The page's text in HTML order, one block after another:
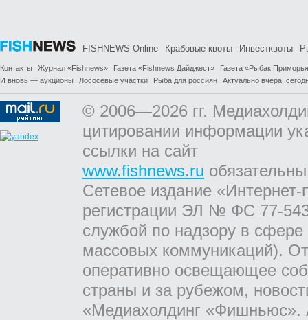
FISHNEWS Online Крабовые квоты Инвестквоты
Контакты Журнал «Fishnews» Газета «Fishnews Дайджест»
Газета «Рыбак
И вновь — аукционы
Лососевые участки Рыба для россиян Актуально вчера,
© 2006—2026 гг.
цитировании информации
ссылки на сайт
www.fishnews.ru
Сетевое издание
регистрации ЭЛ № ФС 77-
службой по надзору в
массовых коммуникаций).
оперативно освещающее
страны и за рубежом,
«Медиахолдинг «Фишньюс».